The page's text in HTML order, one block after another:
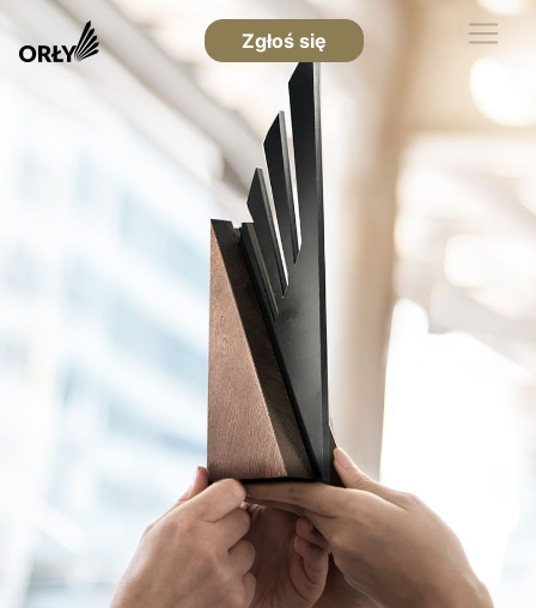
Zgłoś się